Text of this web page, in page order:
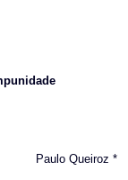
Paulo Queiroz *